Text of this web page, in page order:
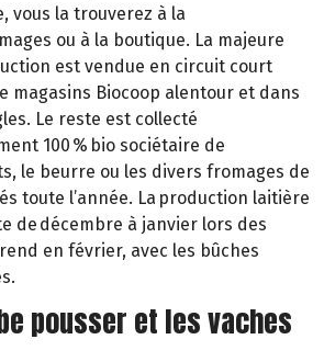
vous la trouverez à la
ou à la boutique. La majeure
est vendue en circuit court
magasins Biocoop alentour et dans
Le reste est collecté
100 % bio sociétaire de
le beurre ou les divers fromages de
toute l’année. La production laitière
de décembre à janvier lors des
en février, avec les bûches
pousser et les vaches